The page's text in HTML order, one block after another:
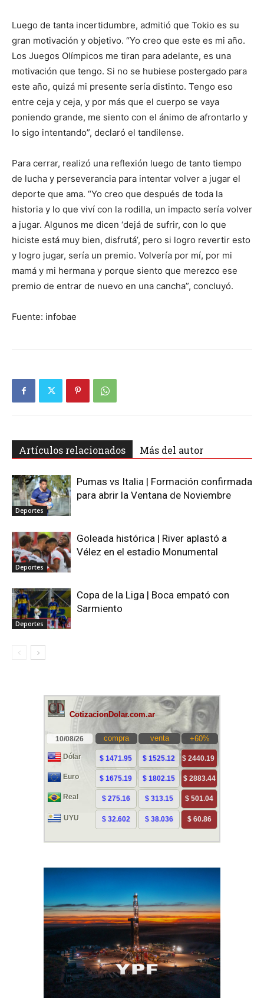
Luego de tanta incertidumbre, admitió que Tokio es su
gran motivación y objetivo. “Yo creo que este es mi año.
Los Juegos Olímpicos me tiran para adelante, es una
motivación que tengo. Si no se hubiese postergado para
este año, quizá mi presente sería distinto. Tengo eso
entre ceja y ceja, y por más que el cuerpo se vaya
poniendo grande, me siento con el ánimo de afrontarlo y
lo sigo intentando”, declaró el tandilense.
Para cerrar, realizó una reflexión luego de tanto tiempo
de lucha y perseverancia para intentar volver a jugar el
deporte que ama. “Yo creo que después de toda la
historia y lo que viví con la rodilla, un impacto sería volver
a jugar. Algunos me dicen ‘dejá de sufrir, con lo que
hiciste está muy bien, disfrutá’, pero si logro revertir esto
y logro jugar, sería un premio. Volvería por mí, por mi
mamá y mi hermana y porque siento que merezco ese
premio de entrar de nuevo en una cancha”, concluyó.
Fuente: infobae
Artículos relacionados Más del autor
Deportes
Pumas vs Italia | Formación confirmada
para abrir la Ventana de Noviembre
Deportes
Goleada histórica | River aplastó a
Vélez en el estadio Monumental
Deportes
Copa de la Liga | Boca empató con
Sarmiento